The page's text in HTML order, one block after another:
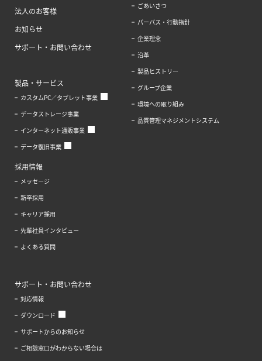
法人のお客様
お知らせ
サポート・お問い合わせ
製品・サービス
カスタムPC／タブレット事業
データストレージ事業
インターネット通販事業
データ復旧事業
ごあいさつ
パーパス・行動指針
企業理念
沿革
製品ヒストリー
グループ企業
環境への取り組み
品質管理マネジメントシステム
採用情報
メッセージ
新卒採用
キャリア採用
先輩社員インタビュー
よくある質問
サポート・お問い合わせ
対応情報
ダウンロード
サポートからのお知らせ
ご相談窓口がわからない場合は